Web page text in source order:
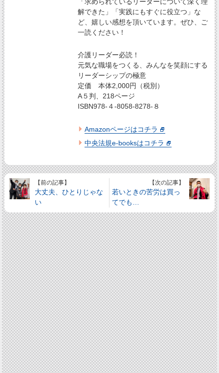
「求められているリーダーについて深く理
解できた」「実践にもすぐに役立つ」な
ど、嬉しい感想を頂いています。ぜひ、ご
一読ください！
介護リーダー必読！
元気な職場をつくる、みんなを笑顔にする
リーダーシップの極意
定価 本体2,000円（税別）
A５判、218ページ
ISBN978-４-8058-8278-８
Amazonページはコチラ
中央法規e-booksはコチラ
【前の記事】
大丈夫、ひとりじゃな
い
【次の記事】
若いときの苦労は買っ
てでも…